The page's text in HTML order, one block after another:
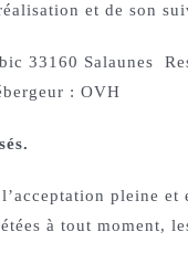
et de son
33160 Salaunes
: OVH
pleine
à tout moment,